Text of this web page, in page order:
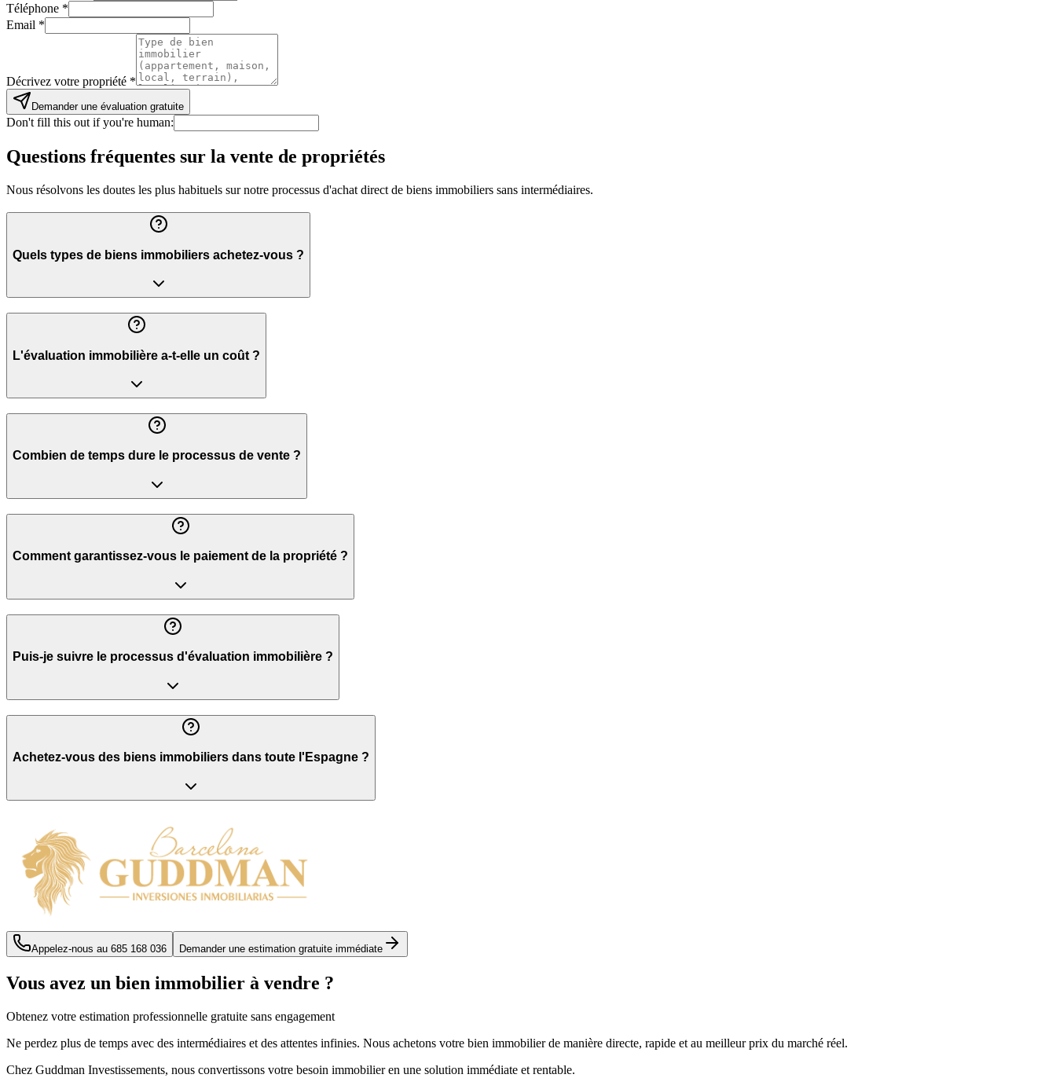
Téléphone *
Email *
Décrivez votre propriété *
Demander une évaluation gratuite
Don't fill this out if you're human:
Questions fréquentes sur la vente de propriétés
Nous résolvons les doutes les plus habituels sur notre processus d'achat direct de biens immobiliers sans intermédiaires.
Quels types de biens immobiliers achetez-vous ?
L'évaluation immobilière a-t-elle un coût ?
Combien de temps dure le processus de vente ?
Comment garantissez-vous le paiement de la propriété ?
Puis-je suivre le processus d'évaluation immobilière ?
Achetez-vous des biens immobiliers dans toute l'Espagne ?
Appelez-nous au 685 168 036 Demander une estimation gratuite immédiate
Vous avez un bien immobilier à vendre ?
Obtenez votre estimation professionnelle gratuite sans engagement
Ne perdez plus de temps avec des intermédiaires et des attentes infinies. Nous achetons votre bien immobilier de manière directe, rapide et au meilleur prix du marché réel.
Chez Guddman Investissements, nous convertissons votre besoin immobilier en une solution immédiate et rentable.